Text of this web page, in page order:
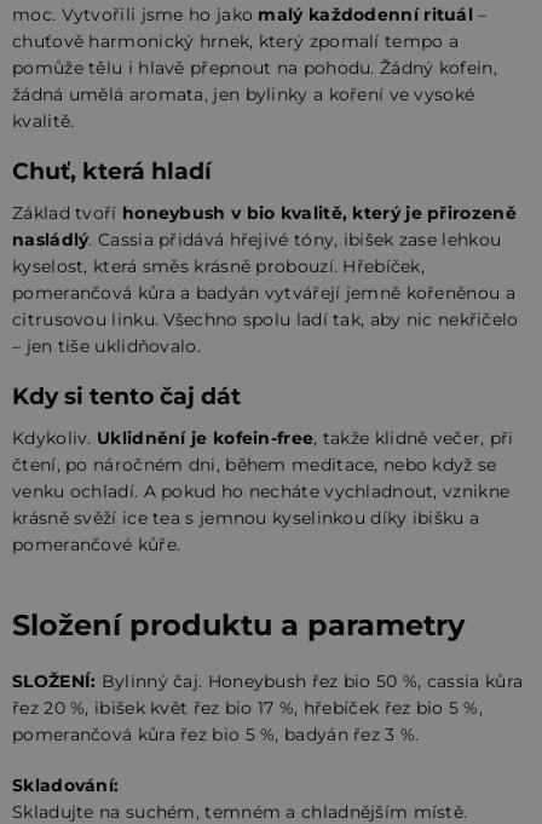
moc. Vytvořili jsme ho jako malý každodenní rituál –
chuťově harmonický hrnek, který zpomalí tempo a
pomůže tělu i hlavě přepnout na pohodu. Žádný kofein,
žádná umělá aromata, jen bylinky a koření ve vysoké
kvalitě.
Chuť, která hladí
Základ tvoří honeybush v bio kvalitě, který je přirozeně
nasládlý. Cassia přidává hřejivé tóny, ibišek zase lehkou
kyselost, která směs krásně probouzí. Hřebíček,
pomerančová kůra a badyán vytvářejí jemně kořeněnou a
citrusovou linku. Všechno spolu ladí tak, aby nic nekřičelo
– jen tiše uklidňovalo.
Kdy si tento čaj dát
Kdykoliv. Uklidnění je kofein-free, takže klidně večer, při
čtení, po náročném dni, během meditace, nebo když se
venku ochladí. A pokud ho necháte vychladnout, vznikne
krásně svěží ice tea s jemnou kyselinkou díky ibišku a
pomerančové kůře.
Složení produktu a parametry
SLOŽENÍ: Bylinný čaj. Honeybush řez bio 50 %, cassia kůra
řez 20 %, ibišek květ řez bio 17 %, hřebíček řez bio 5 %,
pomerančová kůra řez bio 5 %, badyán řez 3 %.
Skladování:
Skladujte na suchém, temném a chladnějším místě.